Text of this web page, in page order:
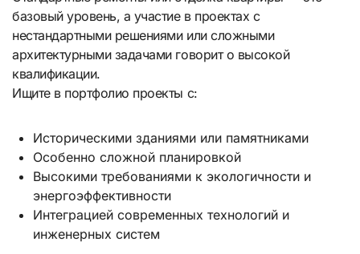
базовый уровень, а участие в проектах с
нестандартными решениями или сложными
архитектурными задачами говорит о высокой
квалификации.
Ищите в портфолио проекты с:
Историческими зданиями или памятниками
Особенно сложной планировкой
Высокими требованиями к экологичности и
энергоэффективности
Интеграцией современных технологий и
инженерных систем